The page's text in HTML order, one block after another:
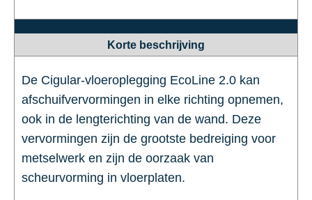
Korte beschrijving
De Cigular-vloeroplegging EcoLine 2.0 kan
afschuifvervormingen in elke richting opnemen,
ook in de lengterichting van de wand. Deze
vervormingen zijn de grootste bedreiging voor
metselwerk en zijn de oorzaak van
scheurvorming in vloerplaten.